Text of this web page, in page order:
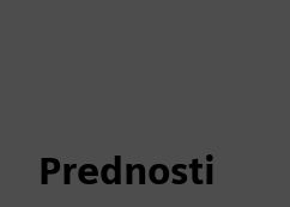
Prednosti